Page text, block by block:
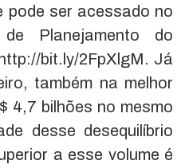
pode ser acessado no
Planejamento do
bit.ly/2FpXlgM. Já
também na melhor
4,7 bilhões no mesmo
desse desequilíbrio
a esse volume é